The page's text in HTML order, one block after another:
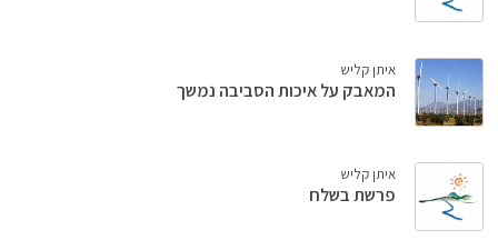
איתן קליש
המאבק על איכות הסביבה נמשך
איתן קליש
פרשת בשלח